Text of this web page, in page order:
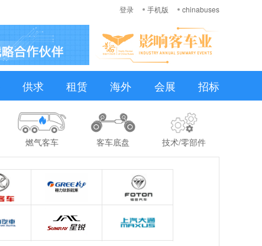
登录 手机版 chinabuses
供求 租赁 海外 会展 招标
燃气客车 客车底盘 技术/零部件